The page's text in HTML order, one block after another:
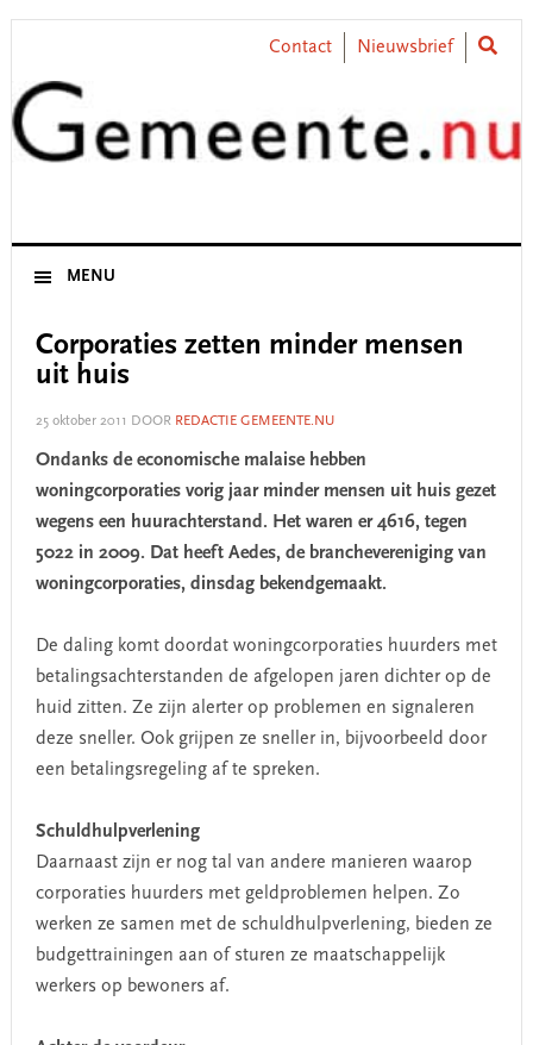
Skip
primary
navigation
Skip
content
Skip
primary
sidebar
Skip
footer
Contact Nieuwsbrief
MENU
Corporaties zetten minder mensen
uit huis
25 oktober 2011 DOOR REDACTIE GEMEENTE.NU
Ondanks de economische malaise hebben
woningcorporaties vorig jaar minder mensen uit huis gezet
wegens een huurachterstand. Het waren er 4616, tegen
5022 in 2009. Dat heeft Aedes, de branchevereniging van
woningcorporaties, dinsdag bekendgemaakt.
De daling komt doordat woningcorporaties huurders met
betalingsachterstanden de afgelopen jaren dichter op de
huid zitten. Ze zijn alerter op problemen en signaleren
deze sneller. Ook grijpen ze sneller in, bijvoorbeeld door
een betalingsregeling af te spreken.
Schuldhulpverlening
Daarnaast zijn er nog tal van andere manieren waarop
corporaties huurders met geldproblemen helpen. Zo
werken ze samen met de schuldhulpverlening, bieden ze
budgettrainingen aan of sturen ze maatschappelijk
werkers op bewoners af.